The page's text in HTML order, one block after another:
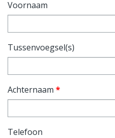
Voornaam
Tussenvoegsel(s)
Achternaam *
Telefoon